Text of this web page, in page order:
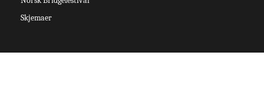
Skjemaer